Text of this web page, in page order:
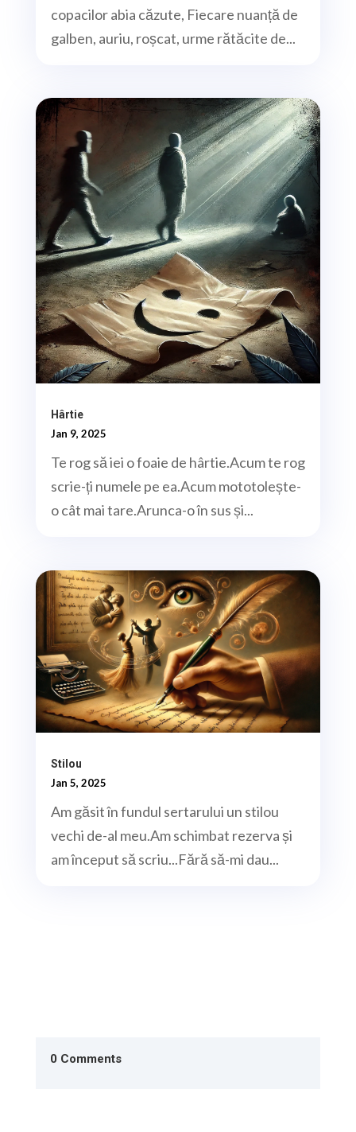
copacilor abia căzute, Fiecare nuanță de
galben, auriu, roșcat, urme rătăcite de...
Hârtie
Jan 9, 2025
Te rog să iei o foaie de hârtie.Acum te rog
scrie-ți numele pe ea.Acum mototolește-
o cât mai tare.Arunca-o în sus și...
Stilou
Jan 5, 2025
Am găsit în fundul sertarului un stilou
vechi de-al meu.Am schimbat rezerva și
am început să scriu...Fără să-mi dau...
0 Comments